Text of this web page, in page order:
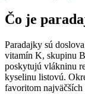
Čo je
Paradajky sú
vitamín K, skupinu
poskytujú vlákninu
kyselinu listovú.
favoritom najväčších